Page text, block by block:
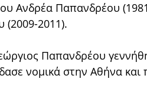
Ανδρέα Παπανδρέου
(2009-2011).
Παπανδρέου
νομικά στην Αθήνα και